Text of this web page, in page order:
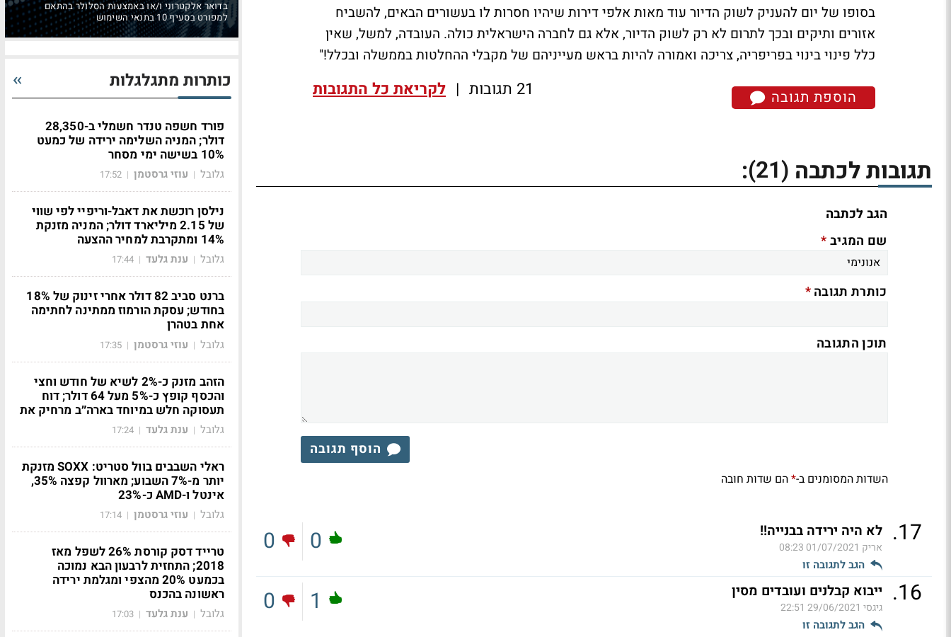
בסופו של יום להעניק לשוק הדיור עוד מאות אלפי דירות שיהיו חסרות לו בעשורים הבאים, להשביח
אזורים ותיקים ובכך לתרום לא רק לשוק הדיור, אלא גם לחברה הישראלית כולה. העובדה, למשל, שאין
כלל פינוי בינוי בפריפריה, צריכה ואמורה להיות בראש מעייניהם של מקבלי ההחלטות בממשלה ובכלל!"
הוספת תגובה 21 תגובות | לקריאת כל התגובות
תגובות לכתבה (21)
:
הגב לכתבה
שם המגיב*
כותרת תגובה*
תוכן התגובה
הוסף תגובה
השדות המסומנים ב-*הם שדות חובה
17
. לא היה ירידה בבנייה!!
אריק 01/07/2021 08:23
הגב לתגובה זו
0
0
16
. ייבוא קבלנים ועובדים מסין
גיגסי 29/06/2021 22:51
הגב לתגובה זו
1
0
בדואר אלקטרוני ו/או באמצעות הסלולר בהתאם
למפורט בסעיף 10 בתנאי השימוש
כותרות מתגלגלות
פורד חשפה טנדר חשמלי ב-28,350
דולר; המניה השלימה ירידה של כמעט
10% בשישה ימי מסחר
גלובל | עוזי גרסטמן |
17:52
נילסן רוכשת את דאבל-וריפיי לפי שווי
של 2.15 מיליארד דולר; המניה מזנקת
14% ומתקרבת למחיר ההצעה
גלובל | ענת גלעד |
17:44
ברנט סביב 82 דולר אחרי זינוק של 18%
בחודש; עסקת הורמוז ממתינה לחתימה
אחת בטהרן
גלובל | עוזי גרסטמן |
17:35
הזהב מזנק כ-2% לשיא של חודש וחצי
והכסף קופץ כ-5% מעל 64 דולר; דוח
תעסוקה חלש במיוחד בארה״ב מרחיק את
גלובל | ענת גלעד |
17:24
ראלי השבבים בוול סטריט: SOXX מזנקת
יותר מ-7% השבוע; מארוול קפצה 35%,
אינטל ו-AMD כ-23%
גלובל | עוזי גרסטמן |
17:14
טרייד דסק קורסת 26% לשפל מאז
2018; התחזית לרבעון הבא נמוכה
בכמעט 20% מהצפי ומגלמת ירידה
ראשונה בהכנס
גלובל | ענת גלעד |
17:03